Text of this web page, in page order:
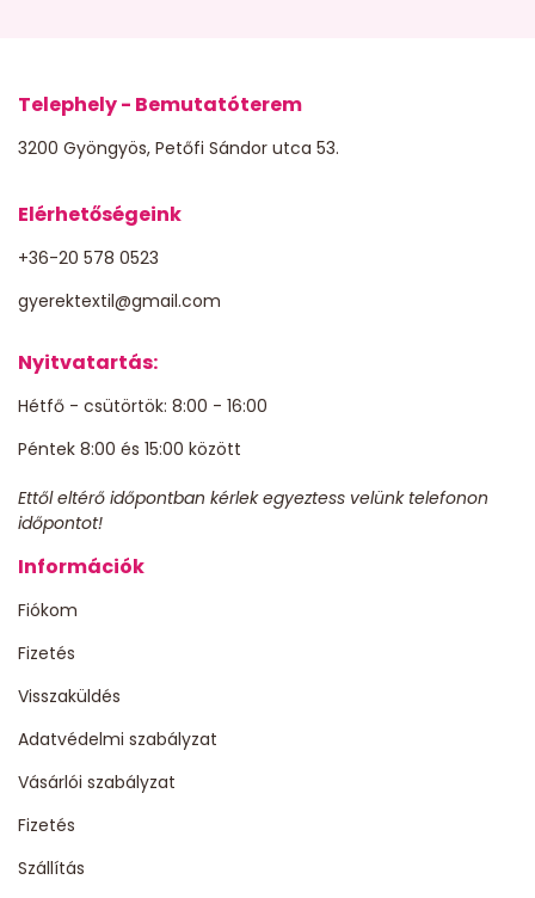
Telephely - Bemutatóterem
3200 Gyöngyös, Petőfi Sándor utca 53.
Elérhetőségeink
+36-20 578 0523
gyerektextil@gmail.com
Nyitvatartás:
Hétfő - csütörtök: 8:00 - 16:00
Péntek 8:00 és 15:00 között
Ettől eltérő időpontban kérlek egyeztess velünk telefonon
időpontot!
Információk
Fiókom
Fizetés
Visszaküldés
Adatvédelmi szabályzat
Vásárlói szabályzat
Fizetés
Szállítás